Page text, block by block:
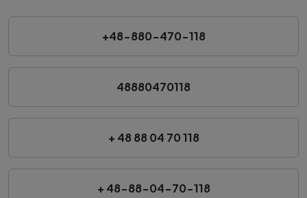
+48-880-470-118
48880470118
+ 48 88 04 70 118
+ 48-88-04-70-118